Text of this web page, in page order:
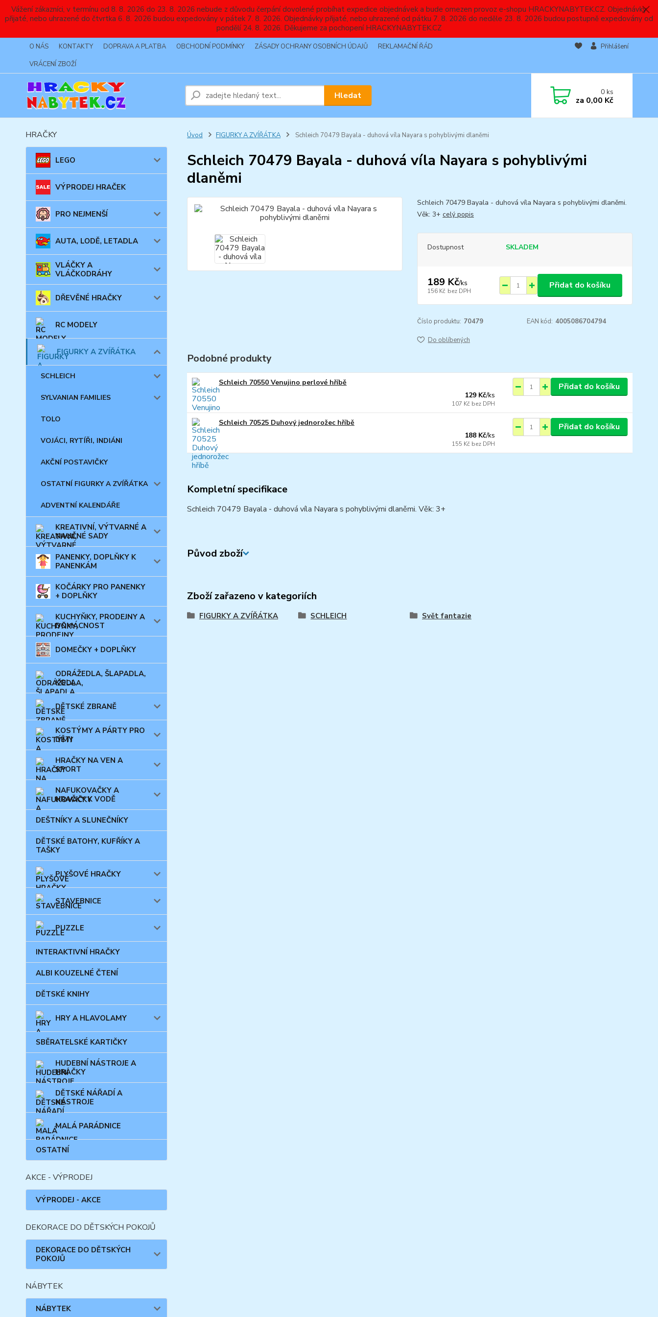
Vážení zákazníci, v termínu od 8. 8. 2026 do 23. 8. 2026 nebude z důvodu čerpání dovolené probíhat expedice objednávek a bude omezen provoz e-shopu HRACKYNABYTEK.CZ. Objednávky
přijaté, nebo uhrazené do čtvrtka 6. 8. 2026 budou expedovány v pátek 7. 8. 2026. Objednávky přijaté, nebo uhrazené od pátku 7. 8. 2026 do neděle 23. 8. 2026 budou postupně expedovány od
pondělí 24. 8. 2026. Děkujeme za pochopení HRACKYNABYTEK.CZ
O NÁS KONTAKTY DOPRAVA A PLATBA OBCHODNÍ PODMÍNKY ZÁSADY OCHRANY OSOBNÍCH ÚDAJŮ
REKLAMAČNÍ ŘÁD
VRÁCENÍ ZBOŽÍ
Přihlášení
Hledat 0ks
za 0,00 Kč
HRAČKY
LEGO
VÝPRODEJ HRAČEK
PRO NEJMENŠÍ
AUTA, LODĚ, LETADLA
VLÁČKY A
VLÁČKODRÁHY
DŘEVĚNÉ HRAČKY
RC MODELY
FIGURKY A ZVÍŘÁTKA
SCHLEICH
SYLVANIAN FAMILIES
TOLO
VOJÁCI, RYTÍŘI, INDIÁNI
AKČNÍ POSTAVIČKY
OSTATNÍ FIGURKY A ZVÍŘÁTKA
ADVENTNÍ KALENDÁŘE
KREATIVNÍ, VÝTVARNÉ A
NAUČNÉ SADY
PANENKY, DOPLŇKY K
PANENKÁM
KOČÁRKY PRO PANENKY
+ DOPLŇKY
KUCHYŇKY, PRODEJNY A
DOMÁCNOST
DOMEČKY + DOPLŇKY
ODRÁŽEDLA, ŠLAPADLA,
KOLA
DĚTSKÉ ZBRANĚ
KOSTÝMY A PÁRTY PRO
DĚTI
HRAČKY NA VEN A
SPORT
NAFUKOVAČKY A
HRAČKY K VODĚ
DEŠTNÍKY A SLUNEČNÍKY
DĚTSKÉ BATOHY, KUFŘÍKY A
TAŠKY
PLYŠOVÉ HRAČKY
STAVEBNICE
PUZZLE
INTERAKTIVNÍ HRAČKY
ALBI KOUZELNÉ ČTENÍ
DĚTSKÉ KNIHY
HRY A HLAVOLAMY
SBĚRATELSKÉ KARTIČKY
HUDEBNÍ NÁSTROJE A
HRAČKY
DĚTSKÉ NÁŘADÍ A
NÁSTROJE
MALÁ PARÁDNICE
OSTATNÍ
AKCE - VÝPRODEJ
VÝPRODEJ - AKCE
DEKORACE DO DĚTSKÝCH POKOJŮ
DEKORACE DO DĚTSKÝCH
POKOJŮ
NÁBYTEK
NÁBYTEK
Úvod FIGURKY A ZVÍŘÁTKA Schleich 70479 Bayala - duhová víla Nayara s pohyblivými dlaněmi
Schleich 70479 Bayala - duhová víla Nayara s pohyblivými
dlaněmi
Schleich 70479 Bayala - duhová víla Nayara s pohyblivými dlaněmi.
Věk: 3+ celý popis
Dostupnost SKLADEM
189 Kč/ks
156 Kč bez DPH
Přidat do košíku
Číslo produktu: 70479 EAN kód: 4005086704794
Do oblíbených
Podobné produkty
Schleich 70550 Venujino perlové hříbě
129 Kč/ks
107 Kč bez DPH
Přidat do košíku
Schleich 70525 Duhový jednorožec hříbě
188 Kč/ks
155 Kč bez DPH
Přidat do košíku
Kompletní specifikace
Schleich 70479 Bayala - duhová víla Nayara s pohyblivými dlaněmi. Věk: 3+
Původ zboží
Zboží zařazeno v kategoriích
FIGURKY A ZVÍŘÁTKA SCHLEICH Svět fantazie